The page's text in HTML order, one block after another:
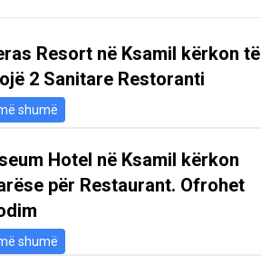
Resort në Ksamil kërkon të
2 Sanitare Restoranti
shumë
Hotel në Ksamil kërkon
për Restaurant. Ofrohet
shumë